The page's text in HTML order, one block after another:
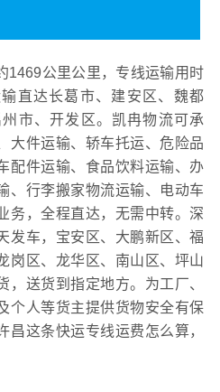
1469公里公里，专线运输用时
直达长葛市、建安区、魏都
市、开发区。凯冉物流可承
大件运输、轿车托运、危险品
配件运输、食品饮料运输、办
、行李搬家物流运输、电动车
务，全程直达，无需中转。深
发车，宝安区、大鹏新区、福
岗区、龙华区、南山区、坪山
，送货到指定地方。为工厂、
个人等货主提供货物安全有保
昌这条快运专线运费怎么算，